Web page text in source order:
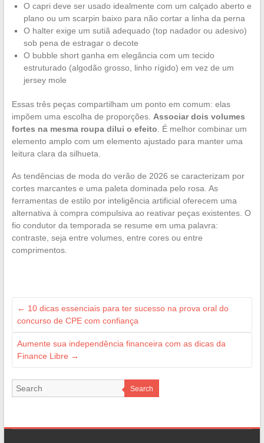
O capri deve ser usado idealmente com um calçado aberto e
plano ou um scarpin baixo para não cortar a linha da perna
O halter exige um sutiã adequado (top nadador ou adesivo)
sob pena de estragar o decote
O bubble short ganha em elegância com um tecido
estruturado (algodão grosso, linho rígido) em vez de um
jersey mole
Essas três peças compartilham um ponto em comum: elas
impõem uma escolha de proporções. Associar dois volumes
fortes na mesma roupa dilui o efeito . É melhor combinar um
elemento amplo com um elemento ajustado para manter uma
leitura clara da silhueta.
As tendências de moda do verão de 2026 se caracterizam por
cortes marcantes e uma paleta dominada pelo rosa. As
ferramentas de estilo por inteligência artificial oferecem uma
alternativa à compra compulsiva ao reativar peças existentes. O
fio condutor da temporada se resume em uma palavra:
contraste, seja entre volumes, entre cores ou entre
comprimentos.
← 10 dicas essenciais para ter sucesso na prova oral do
concurso de CPE com confiança
Aumente sua independência financeira com as dicas da
Finance Libre →
Search